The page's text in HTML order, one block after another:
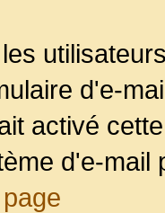
d'e-
activé
d'e-